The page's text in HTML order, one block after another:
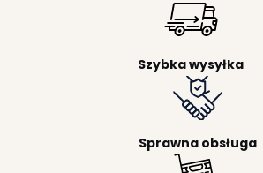
Szybka wysyłka
Sprawna obsługa